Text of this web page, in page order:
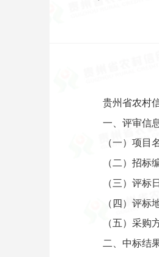
贵州省农村
一、评审信
（一）项目
（二）招标
（三）评标
（四）评标
（五）采购
二、中标结